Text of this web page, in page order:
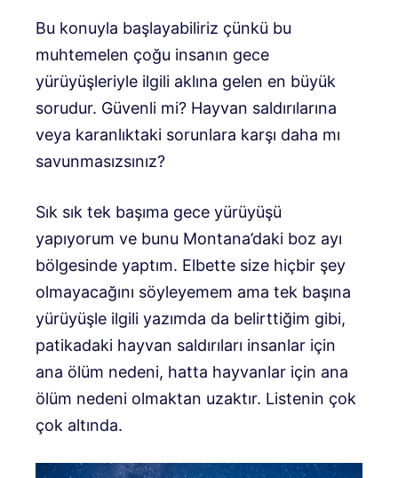
Bu konuyla başlayabiliriz çünkü bu
muhtemelen çoğu insanın gece
yürüyüşleriyle ilgili aklına gelen en büyük
sorudur. Güvenli mi? Hayvan saldırılarına
veya karanlıktaki sorunlara karşı daha mı
savunmasızsınız?
Sık sık tek başıma gece yürüyüşü
yapıyorum ve bunu Montana’daki boz ayı
bölgesinde yaptım. Elbette size hiçbir şey
olmayacağını söyleyemem ama tek başına
yürüyüşle ilgili yazımda da belirttiğim gibi,
patikadaki hayvan saldırıları insanlar için
ana ölüm nedeni, hatta hayvanlar için ana
ölüm nedeni olmaktan uzaktır. Listenin çok
çok altında.